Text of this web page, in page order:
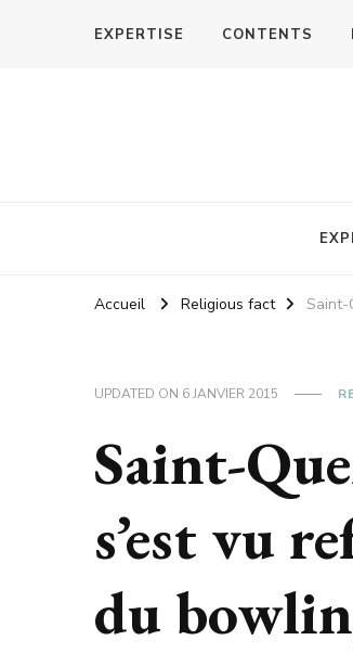
EXPERTISE CONTENTS
Accueil Religious fact Saint-
UPDATED ON 6 JANVIER 2015
Saint-
s’est vu
du